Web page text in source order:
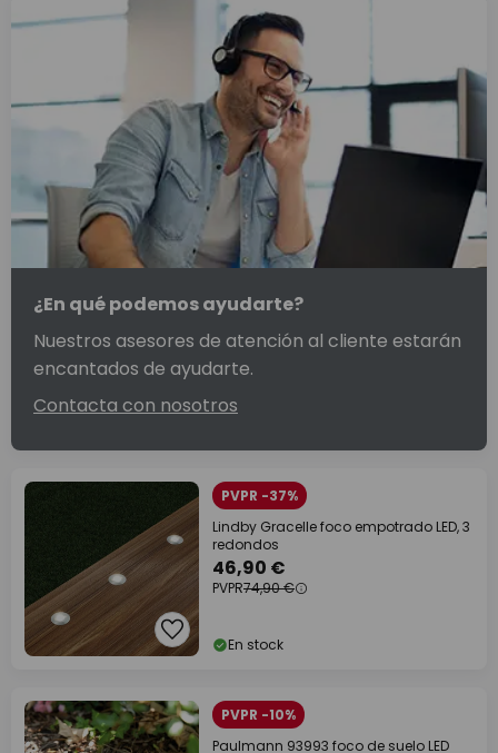
¿En qué podemos ayudarte?
Nuestros asesores de atención al cliente estarán
encantados de ayudarte.
Contacta con nosotros
PVPR -37%
Lindby Gracelle foco empotrado LED, 3
redondos
46,90 €
PVPR74,90 €
En stock
PVPR -10%
Paulmann 93993 foco de suelo LED